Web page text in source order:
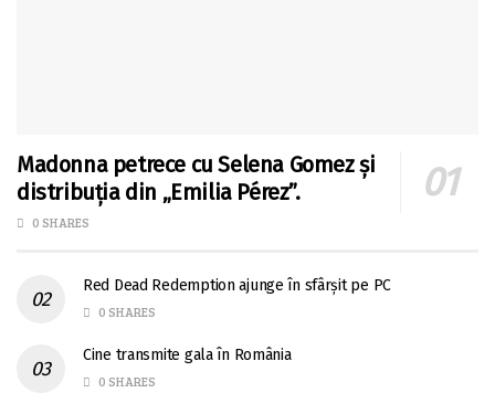
Madonna petrece cu Selena Gomez și
distribuția din „Emilia Pérez”.
0 SHARES
Red Dead Redemption ajunge în sfârșit pe PC
0 SHARES
Cine transmite gala în România
0 SHARES